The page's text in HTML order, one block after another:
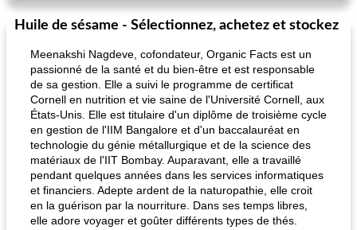
pouding au chocolat maison ananas cuit au four avec des craquelins
Huile de sésame - Sélectionnez, achetez et stockez
Meenakshi Nagdeve, cofondateur, Organic Facts est un
passionné de la santé et du bien-être et est responsable
de sa gestion. Elle a suivi le programme de certificat
Cornell en nutrition et vie saine de l'Université Cornell, aux
États-Unis. Elle est titulaire d'un diplôme de troisième cycle
en gestion de l'IIM Bangalore et d'un baccalauréat en
technologie du génie métallurgique et de la science des
matériaux de l'IIT Bombay. Auparavant, elle a travaillé
pendant quelques années dans les services informatiques
et financiers. Adepte ardent de la naturopathie, elle croit
en la guérison par la nourriture. Dans ses temps libres,
elle adore voyager et goûter différents types de thés.